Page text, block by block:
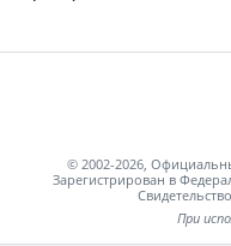
© 2002-2026,
Зарегистрирован в
При